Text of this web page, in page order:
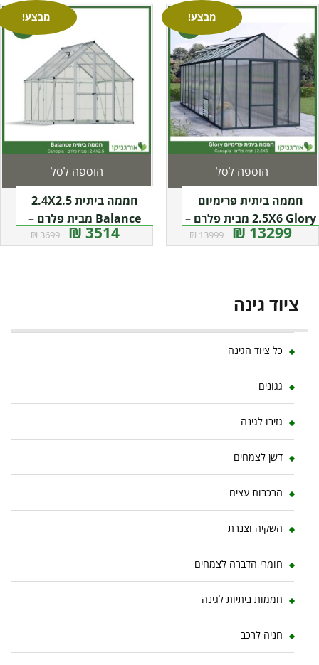
מבצע!
חממה ביתית פרימיום
2.5X6 Glory מבית פלרם –
קנופיה13299 ₪
13999 ₪
הוספה לסל
מבצע!
חממה ביתית 2.4X2.5
Balance מבית פלרם –
Canopia
3514 ₪
3699 ₪
הוספה לסל
ציוד גינה
כל ציוד הגינה
גגונים
גזיבו לגינה
דשן לצמחים
הרכבות עצים
השקיה וצנרת
חומרי הדברה לצמחים
חממות ביתיות לגינה
חניה לרכב